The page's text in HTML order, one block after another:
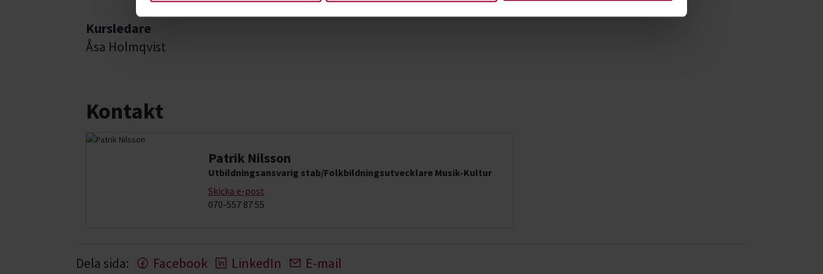
Kursledare
Åsa Holmqvist
Kontakt
Patrik Nilsson
Utbildningsansvarig stab/Folkbildningsutvecklare Musik-Kultur
Skicka e-post
070-557 87 55
Dela sida: Facebook LinkedIn E-mail